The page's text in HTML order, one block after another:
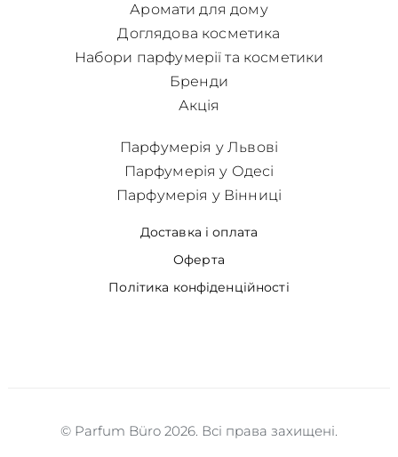
Аромати для дому
Доглядова косметика
Набори парфумерії та косметики
Бренди
Акція
Доставка і оплата
Оферта
Політика конфіденційності
Парфумерія у Львові
Парфумерія у Одесі
Парфумерія у Вінниці
© Parfum Büro 2026. Всі права захищені.